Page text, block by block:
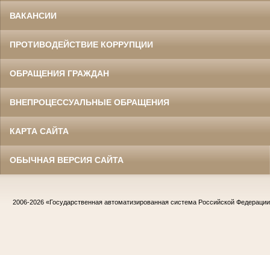
ВАКАНСИИ
ПРОТИВОДЕЙСТВИЕ КОРРУПЦИИ
ОБРАЩЕНИЯ ГРАЖДАН
ВНЕПРОЦЕССУАЛЬНЫЕ ОБРАЩЕНИЯ
КАРТА САЙТА
ОБЫЧНАЯ ВЕРСИЯ САЙТА
2006-2026 «Государственная автоматизированная система Российской